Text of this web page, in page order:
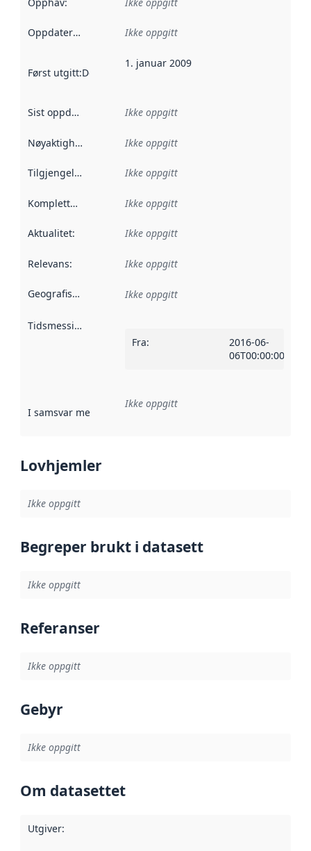
Oppdateringsfrekvens :
Ikke oppgitt
Først utgitt:Denne datoen sier når dataene i dette
1. januar 2009
Sist oppdatert Ikke oppgitt
Nøyaktighet Ikke oppgitt
Tilgjengelighet Ikke oppgitt
Kompletthet Ikke oppgitt
Aktualitet: Ikke oppgitt
Relevans: Ikke oppgitt
Geografisk avgrensning :
Ikke oppgitt
Tidsmessig avgrensning
Fra:
2016-06-
06T00:00:00Z
I samsvar med Referanse til en implementasjonsregel
Ikke oppgitt
Lovhjemler
Ikke oppgitt
Begreper brukt i datasett
Ikke oppgitt
Referanser
Ikke oppgitt
Gebyr
Ikke oppgitt
Om datasettet
Utgiver: